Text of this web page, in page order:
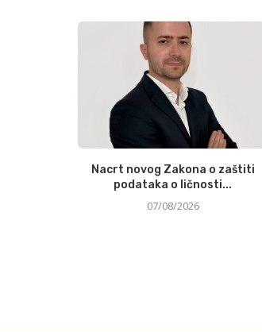
Nacrt novog Zakona o zaštiti
podataka o ličnosti...
07/08/2026